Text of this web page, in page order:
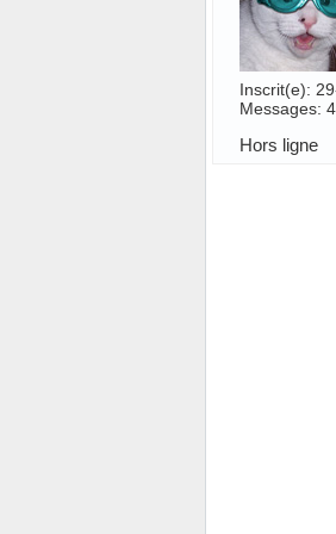
Inscrit(e):
Messages:
Hors ligne